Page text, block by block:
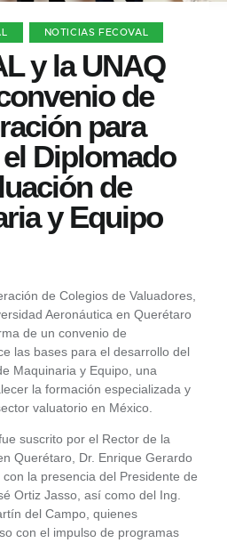
NOTICIAS FECOVAL
y la UNAQ
de
para
Diplomado
de
y Equipo
de Colegios de Valuadores,
Aeronáutica en Querétaro
de un convenio de
las bases para el desarrollo del
Maquinaria y Equipo, una
la formación especializada y
valuatorio en México.
suscrito por el Rector de la
Querétaro, Dr. Enrique Gerardo
la presencia del Presidente de
Ortiz Jasso, así como del Ing.
del Campo, quienes
con el impulso de programas